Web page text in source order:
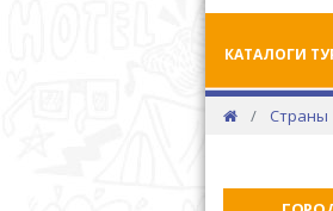
КАТАЛОГИ
Страны